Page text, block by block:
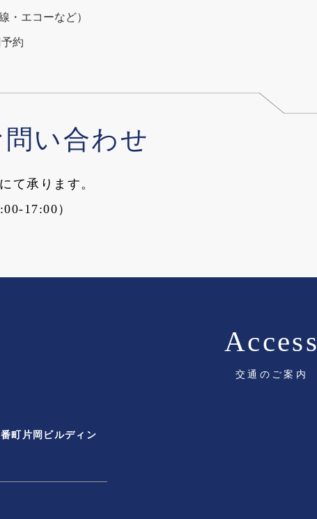
・エコーなど）
約
い合わせ
て承ります。
17:00）
Access
交通のご案内
町片岡ビルディン